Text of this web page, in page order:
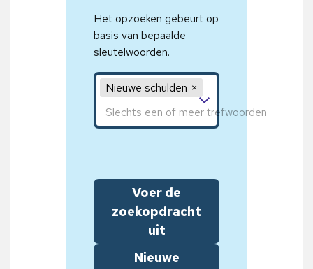
Het opzoeken gebeurt op
basis van bepaalde
sleutelwoorden.
Sleutelwoord 1, sleutelwoord 2, sleutelwoord
Nieuwe schulden
Voer de
zoekopdracht
uit
Nieuwe